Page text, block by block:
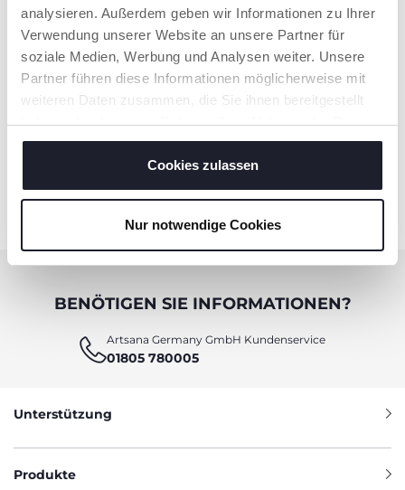
analysieren. Außerdem geben wir Informationen zu Ihrer
Verwendung unserer Website an unsere Partner für
soziale Medien, Werbung und Analysen weiter. Unsere
Partner führen diese Informationen möglicherweise mit
weiteren Daten zusammen, die Sie ihnen bereitgestellt
haben oder die sie im Rahmen Ihrer Nutzung der Dienste
gesammelt haben.
Cookies zulassen
Nur notwendige Cookies
Modularer Sterilisator mit
BENÖTIGEN SIE INFORMATIONEN?
Artsana Germany GmbH Kundenservice
01805 780005
Unterstützung
Produkte